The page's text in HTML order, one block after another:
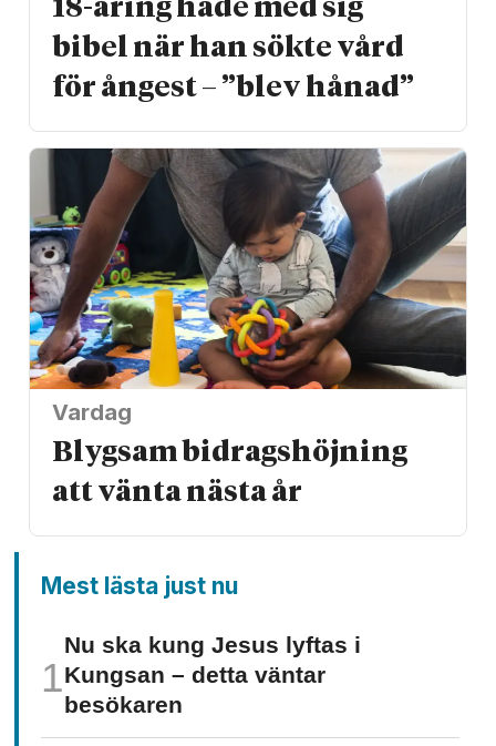
18-åring hade med sig
bibel när han sökte vård
för ångest – ”blev hånad”
Vardag
Blygsam bidrags­höjning
att vänta nästa år
Mest lästa just nu
Nu ska kung Jesus lyftas i
Kungsan – detta väntar
besökaren